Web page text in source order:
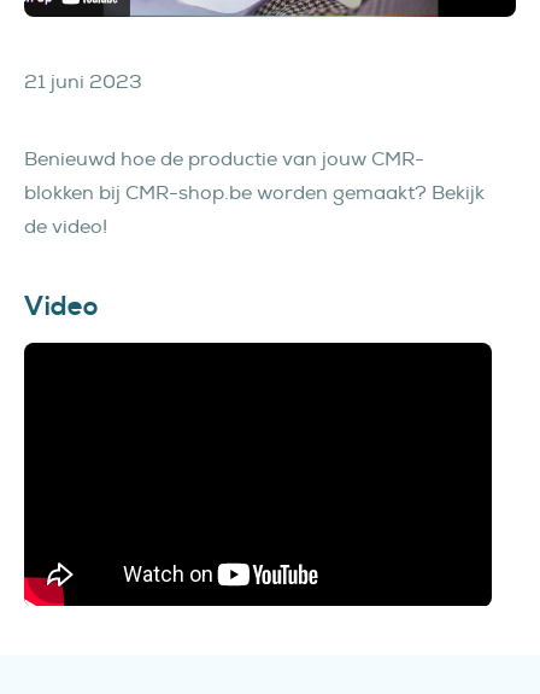
21 juni 2023
Benieuwd hoe de productie van jouw CMR-
blokken bij CMR-shop.be worden gemaakt? Bekijk
de video!
Video